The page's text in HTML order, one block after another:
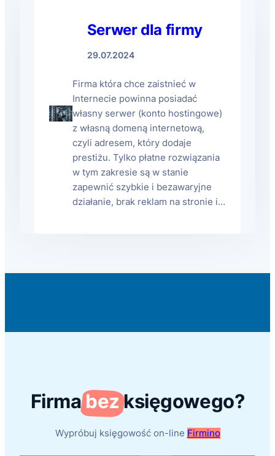
Serwer dla firmy
29.07.2024
Firma która chce zaistnieć w
Internecie powinna posiadać
własny serwer (konto hostingowe)
z własną domeną internetową,
czyli adresem, który dodaje
prestiżu. Tylko płatne rozwiązania
w tym zakresie są w stanie
zapewnić szybkie i bezawaryjne
działanie, brak reklam na stronie i…
Firmabezksięgowego?
Wypróbuj księgowość on-line Firmino